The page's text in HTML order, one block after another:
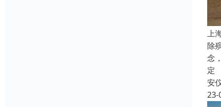
上
除
念
定
安
23-